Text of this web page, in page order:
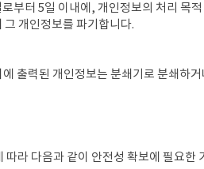
터 5일 이내에, 개인정보의 처리 목
개인정보를 파기합니다.
출력된 개인정보는 분쇄기로 분쇄하
라 다음과 같이 안전성 확보에 필요한